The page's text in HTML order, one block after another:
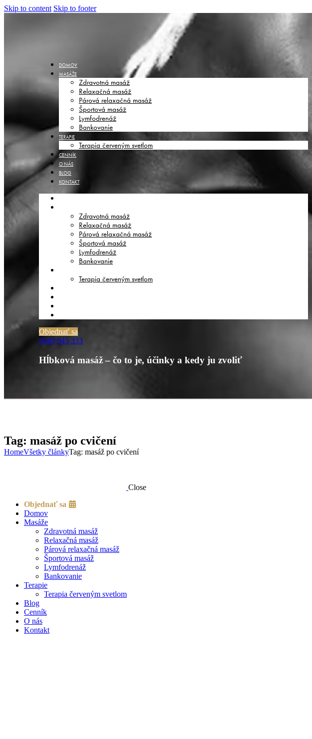
Skip to content Skip to footer
DOMOV
MASÁŽE
Zdravotná masáž
Relaxačná masáž
Párová relaxačná masáž
Športová masáž
Lymfodrenáž
Bankovanie
TERAPIE
Terapia červeným svetlom
CENNÍK
O NÁS
BLOG
KONTAKT
Zdravotná masáž
Relaxačná masáž
Párová relaxačná masáž
Športová masáž
Lymfodrenáž
Bankovanie
Terapia červeným svetlom
Objednať sa
0940 945 333
Hĺbková masáž – čo to je, účinky a kedy ju zvoliť
Tag: masáž po cvičení
HomeVšetky článkyTag: masáž po cvičení
Close
Objednať sa
Domov
Masáže
Zdravotná masáž
Relaxačná masáž
Párová relaxačná masáž
Športová masáž
Lymfodrenáž
Bankovanie
Terapie
Terapia červeným svetlom
Blog
Cenník
O nás
Kontakt